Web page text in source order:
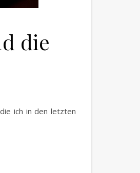
die
ich in den letzten